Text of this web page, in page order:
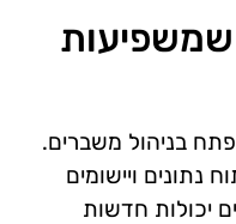
שמשפיעות
בניהול משברים.
נתונים ויישומים
יכולות חדשות